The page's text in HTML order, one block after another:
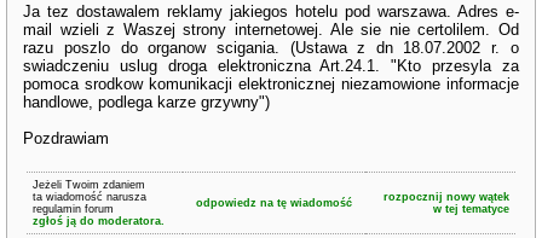
Ja tez dostawalem reklamy jakiegos hotelu pod warszawa. Adres e-
mail wzieli z Waszej strony internetowej. Ale sie nie certolilem. Od
razu poszlo do organow scigania. (Ustawa z dn 18.07.2002 r. o
swiadczeniu uslug droga elektroniczna Art.24.1. "Kto przesyla za
pomoca srodkow komunikacji elektronicznej niezamowione informacje
handlowe, podlega karze grzywny")
Pozdrawiam
Jeżeli Twoim zdaniem
ta wiadomość narusza
regulamin forum
zgłoś ją do moderatora.
odpowiedz na tę wiadomość
rozpocznij nowy wątek
w tej tematyce